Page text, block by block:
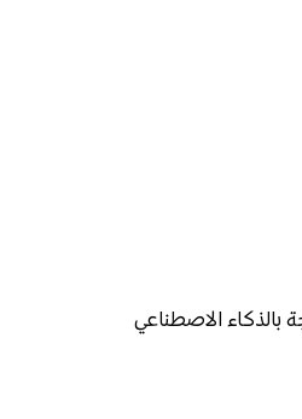
بالذكاء الاصطناعي